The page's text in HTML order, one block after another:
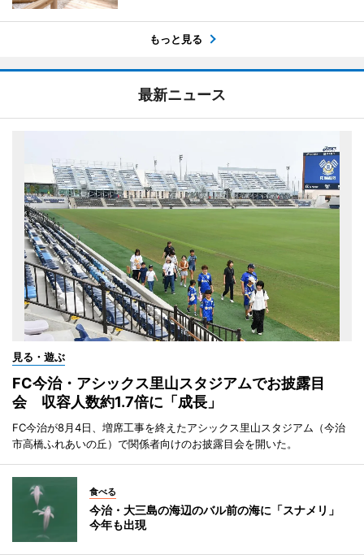
もっと見る
最新ニュース
見る・遊ぶ
FC今治・アシックス里山スタジアムでお披露目
会 収容人数約1.7倍に「成長」
FC今治が8月4日、増席工事を終えたアシックス里山スタジアム（今治
市高橋ふれあいの丘）で関係者向けのお披露目会を開いた。
食べる
今治・大三島の海辺のバル前の海に「スナメリ」
今年も出現